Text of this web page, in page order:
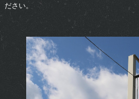
ださい。